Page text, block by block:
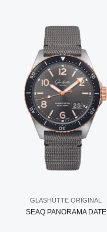
GLASHÜTTE ORIGINAL
SEAQ PANORAMA DATE